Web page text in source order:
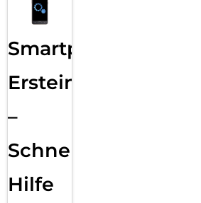
Smartphone
Ersteinrichtung
–
Schnelle
Hilfe